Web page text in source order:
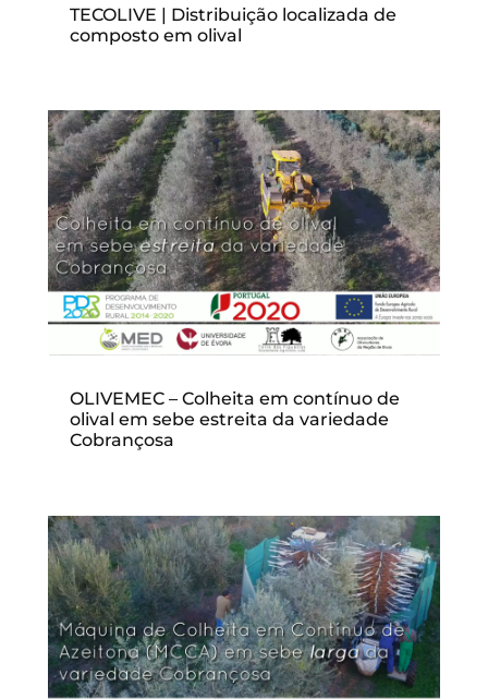
TECOLIVE | Distribuição localizada de
composto em olival
OLIVEMEC – Colheita em contínuo de
olival em sebe estreita da variedade
Cobrançosa